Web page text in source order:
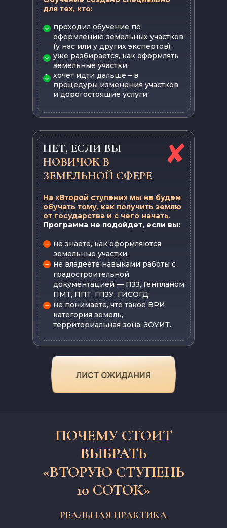
проходил обучение по
оформлению земельных участков
(у нас или у других экспертов);
уже разбирается, как оформлять
земельные участки;
хочет идти дальше – в
процедуры изменения участков
и дорогостоящие услуги.
для тех, кто:
не знаете, как оформляются
земельные участки;
не владеете навыками работы с
градостроительной
документацией — ПЗЗ, Генпланом,
ПМТ, ППТ, ГПЗУ, ГИСОГД;
не понимаете, что такое ВРИ,
категория земель,
территориальная зона, ЗОУИТ.
На «Второй ступени» мы не будем
обучать тому, как получить землю
от государства и с чего начать.
Программа не подойдет, если вы:
НЕТ, ЕСЛИ ВЫ
НОВИЧОК В
ЗЕМЕЛЬНОЙ СФЕРЕ
ПОЧЕМУ СТОИТ
«ЗЕМЕЛЬНЫЙ
ПОЧЕМУ СТОИТ
ВЫБРАТЬ
«ВТОРУЮ СТУПЕНЬ
10 СОТОК»
РЕАЛЬНАЯ ПРАКТИКА